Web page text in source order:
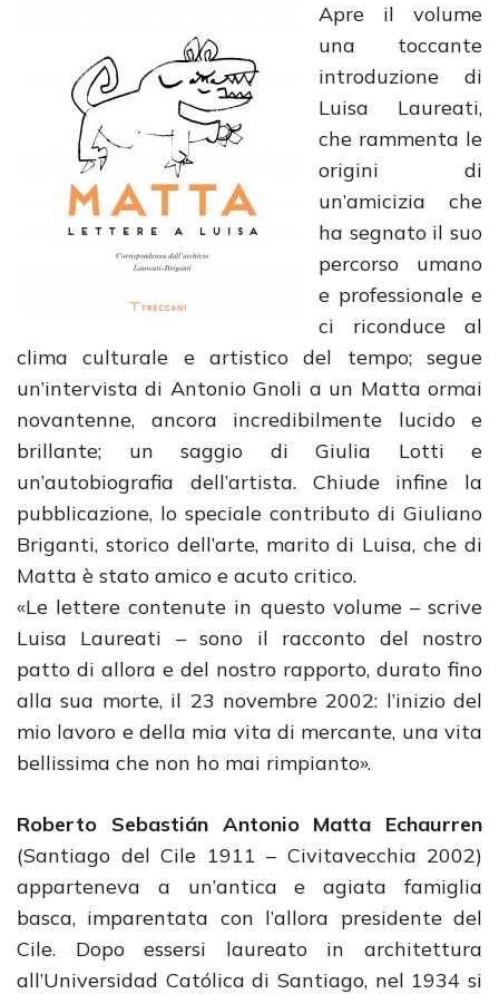
Apre il volume
una toccante
introduzione di
Luisa Laureati,
che rammenta le
origini di
un’amicizia che
ha segnato il suo
percorso umano
e professionale e
ci riconduce al
clima culturale e artistico del tempo; segue
un’intervista di Antonio Gnoli a un Matta ormai
novantenne, ancora incredibilmente lucido e
brillante; un saggio di Giulia Lotti e
un’autobiografia dell’artista. Chiude infine la
pubblicazione, lo speciale contributo di Giuliano
Briganti, storico dell’arte, marito di Luisa, che di
Matta è stato amico e acuto critico.
«Le lettere contenute in questo volume – scrive
Luisa Laureati – sono il racconto del nostro
patto di allora e del nostro rapporto, durato fino
alla sua morte, il 23 novembre 2002: l’inizio del
mio lavoro e della mia vita di mercante, una vita
bellissima che non ho mai rimpianto».
Roberto Sebastián Antonio Matta Echaurren
(Santiago del Cile 1911 – Civitavecchia 2002)
apparteneva a un’antica e agiata famiglia
basca, imparentata con l’allora presidente del
Cile. Dopo essersi laureato in architettura
all’Universidad Católica di Santiago, nel 1934 si